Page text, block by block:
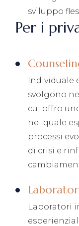
sviluppo
Per i
Individuale
svolgono
cui offro
nel quale
processi
di crisi e
Laboratori